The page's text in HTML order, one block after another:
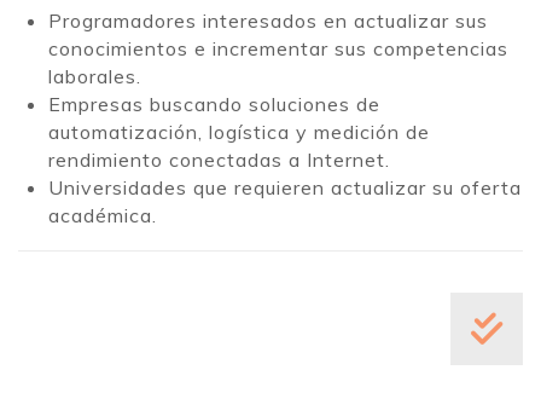
Programadores interesados en actualizar sus
conocimientos e incrementar sus competencias
laborales.
Empresas buscando soluciones de
automatización, logística y medición de
rendimiento conectadas a Internet.
Universidades que requieren actualizar su oferta
académica.